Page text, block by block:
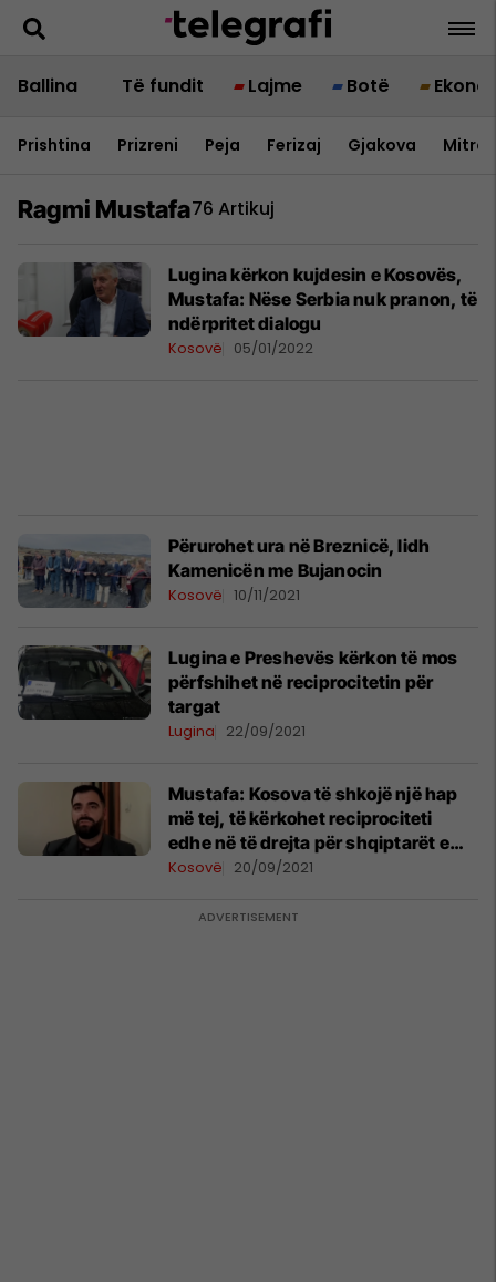
Ballina Të fundit Lajme Botë
Prishtina Prizreni Peja Ferizaj Gjakova
Ragmi Mustafa76 Artikuj
Lugina kërkon kujdesin e Kosovës,
Mustafa: Nëse Serbia nuk pranon, të
ndërpritet dialogu
Kosovë 05/01/2022
​Përurohet ura në Breznicë, lidh
Kamenicën me Bujanocin
Kosovë 10/11/2021
Lugina e Preshevës kërkon të mos
përfshihet në reciprocitetin për
targat
Lugina 22/09/2021
Mustafa: Kosova të shkojë një hap
më tej, të kërkohet reciprociteti
edhe në të drejta për shqiptarët e
Luginës
Kosovë 20/09/2021